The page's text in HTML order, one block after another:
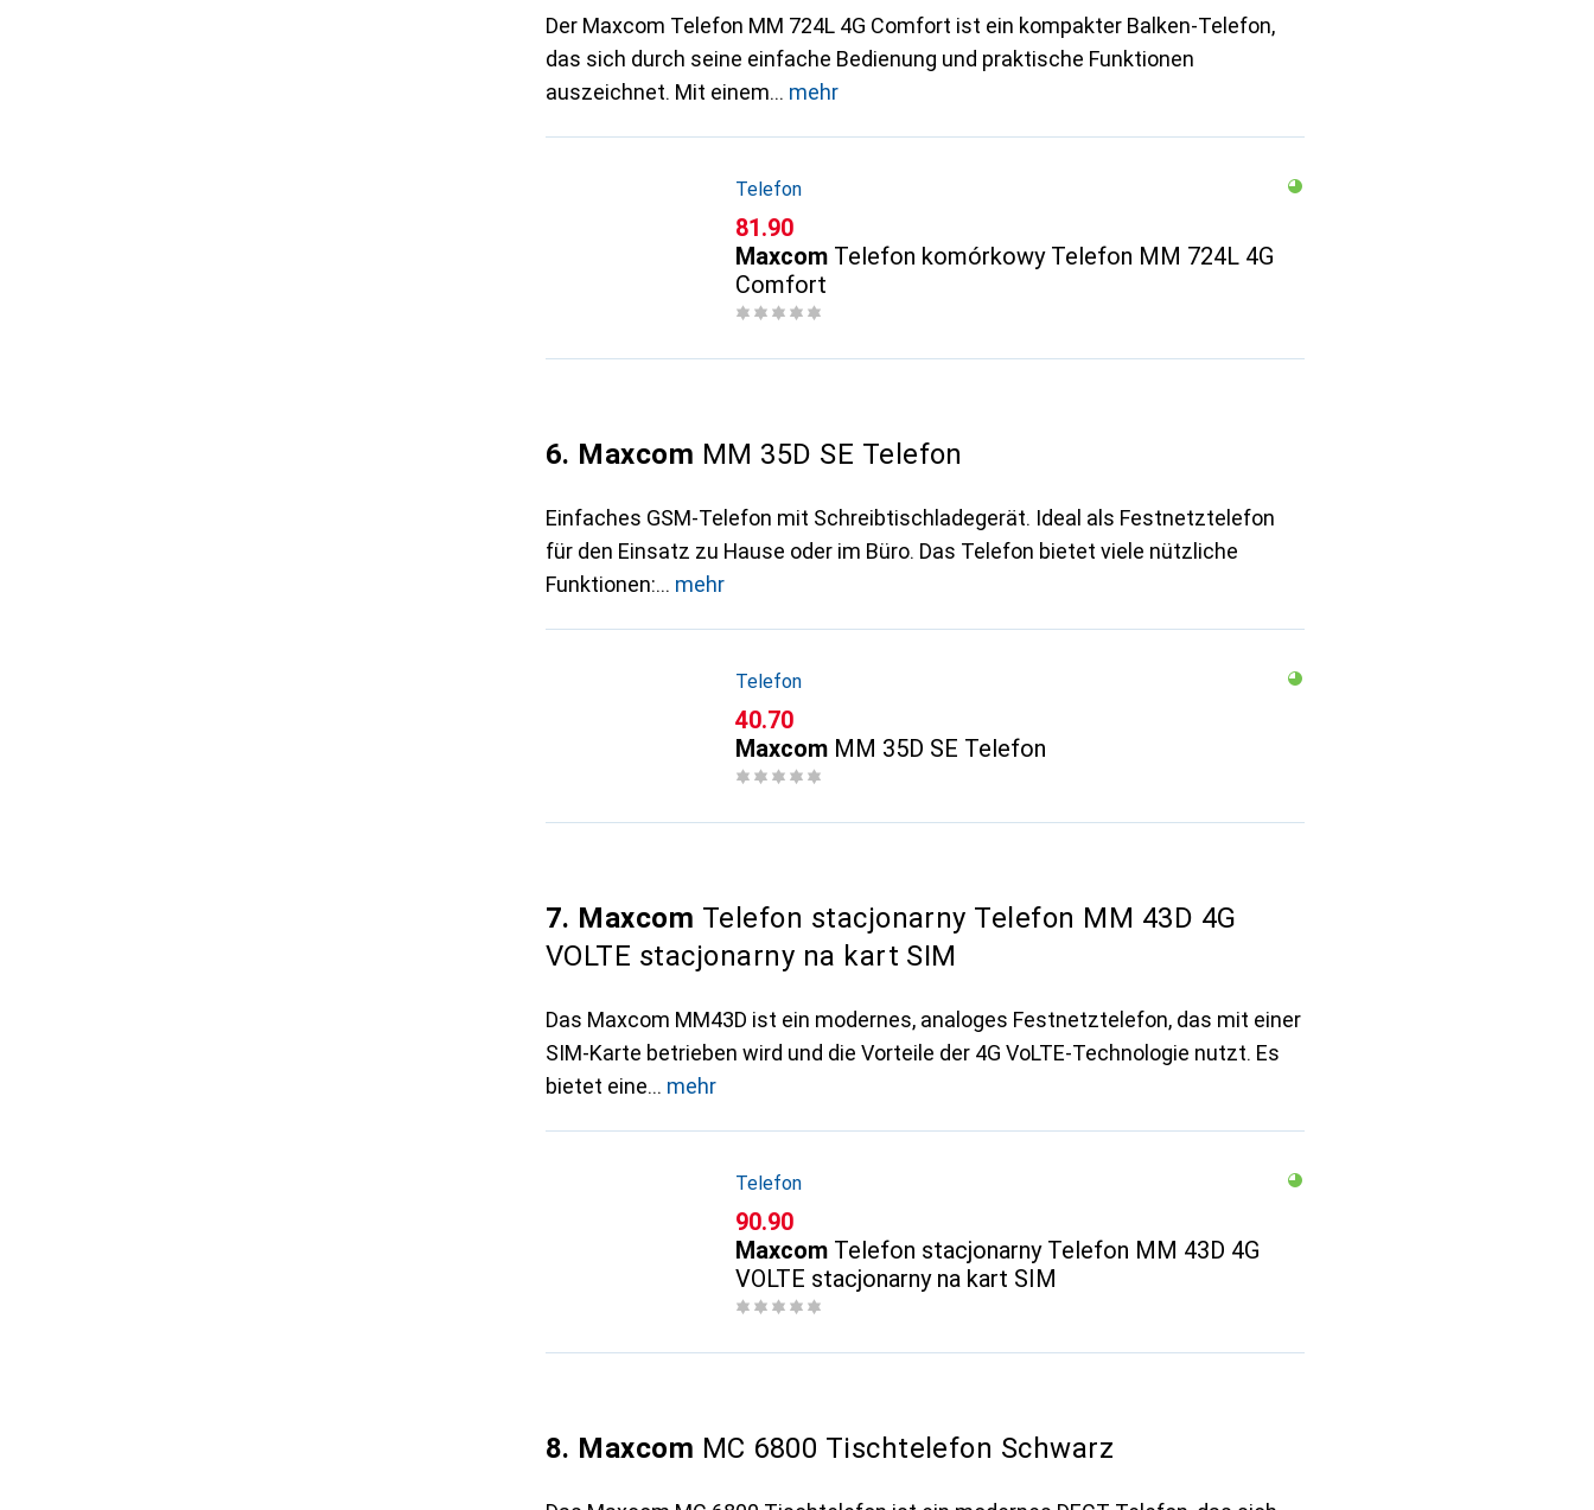
Der Maxcom Telefon MM 724L 4G Comfort ist ein kompakter Balken-Telefon,
das sich durch seine einfache Bedienung und praktische Funktionen
auszeichnet. Mit einem
mehr
Telefon
CHF
81.90
Maxcom Telefon komórkowy Telefon MM 724L 4G
Comfort
6. Maxcom MM 35D SE Telefon
Einfaches GSM-Telefon mit Schreibtischladegerät. Ideal als Festnetztelefon
für den Einsatz zu Hause oder im Büro. Das Telefon bietet viele nützliche
Funktionen:
mehr
Telefon
CHF
40.70
Maxcom MM 35D SE Telefon
7. Maxcom Telefon stacjonarny Telefon MM 43D 4G
VOLTE stacjonarny na kart SIM
Das Maxcom MM43D ist ein modernes, analoges Festnetztelefon, das mit einer
SIM-Karte betrieben wird und die Vorteile der 4G VoLTE-Technologie nutzt. Es
bietet eine
mehr
Telefon
CHF
90.90
Maxcom Telefon stacjonarny Telefon MM 43D 4G
VOLTE stacjonarny na kart SIM
8. Maxcom MC 6800 Tischtelefon Schwarz